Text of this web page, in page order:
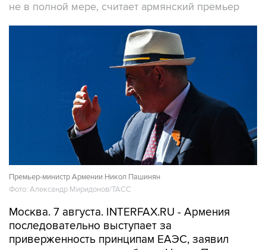
не в полной мере, считает армянский премьер
Премьер-министр Армении Никол Пашинян
Фото: Александр Миридонов/ТАСС
Москва. 7 августа. INTERFAX.RU - Армения
последовательно выступает за
приверженность принципам ЕАЭС, заявил